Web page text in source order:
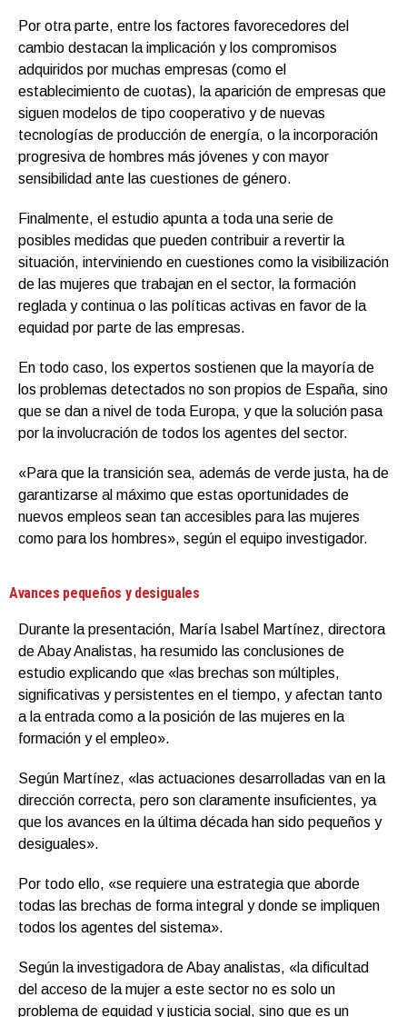
Por otra parte, entre los factores favorecedores del
cambio destacan la implicación y los compromisos
adquiridos por muchas empresas (como el
establecimiento de cuotas), la aparición de empresas que
siguen modelos de tipo cooperativo y de nuevas
tecnologías de producción de energía, o la incorporación
progresiva de hombres más jóvenes y con mayor
sensibilidad ante las cuestiones de género.
Finalmente, el estudio apunta a toda una serie de
posibles medidas que pueden contribuir a revertir la
situación, interviniendo en cuestiones como la visibilización
de las mujeres que trabajan en el sector, la formación
reglada y continua o las políticas activas en favor de la
equidad por parte de las empresas.
En todo caso, los expertos sostienen que la mayoría de
los problemas detectados no son propios de España, sino
que se dan a nivel de toda Europa, y que la solución pasa
por la involucración de todos los agentes del sector.
«Para que la transición sea, además de verde justa, ha de
garantizarse al máximo que estas oportunidades de
nuevos empleos sean tan accesibles para las mujeres
como para los hombres», según el equipo investigador.
Avances pequeños y desiguales
Durante la presentación, María Isabel Martínez, directora
de Abay Analistas, ha resumido las conclusiones de
estudio explicando que «las brechas son múltiples,
significativas y persistentes en el tiempo, y afectan tanto
a la entrada como a la posición de las mujeres en la
formación y el empleo».
Según Martínez, «las actuaciones desarrolladas van en la
dirección correcta, pero son claramente insuficientes, ya
que los avances en la última década han sido pequeños y
desiguales».
Por todo ello, «se requiere una estrategia que aborde
todas las brechas de forma integral y donde se impliquen
todos los agentes del sistema».
Según la investigadora de Abay analistas, «la dificultad
del acceso de la mujer a este sector no es solo un
problema de equidad y justicia social, sino que es un